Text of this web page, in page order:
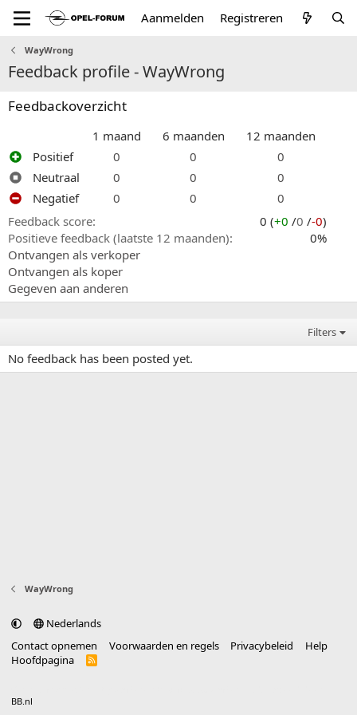
Aanmelden Registreren
WayWrong
Feedback profile - WayWrong
Feedbackoverzicht
1 maand 6 maanden
12 maanden
Positief
0 0
0
Neutraal
0 0
0
Negatief
0 0
0
Feedback score
0 (+0 /0 /-0)
Positieve feedback (laatste 12 maanden)
0%
Ontvangen als verkoper
Ontvangen als koper
Gegeven aan anderen
Filters
No feedback has been posted yet.
WayWrong
Nederlands
Contact opnemen
Voorwaarden en regels Privacybeleid
Help
Hoofdpagina
R
BB.nl